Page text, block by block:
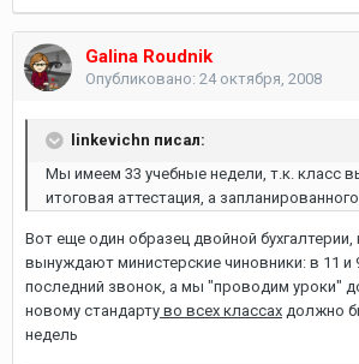
Galina Roudnik
Опубликовано: 24 октября, 2008
linkevichn писал:
Мы имеем 33 учебные недели, т.к. класс
итоговая аттестация, а
Вот еще один образец двойной бухгалтерии,
вынуждают министерские чиновники: в 11 и
последний звонок, а мы "проводим уроки"
новому стандарту во всех классах должно
недель